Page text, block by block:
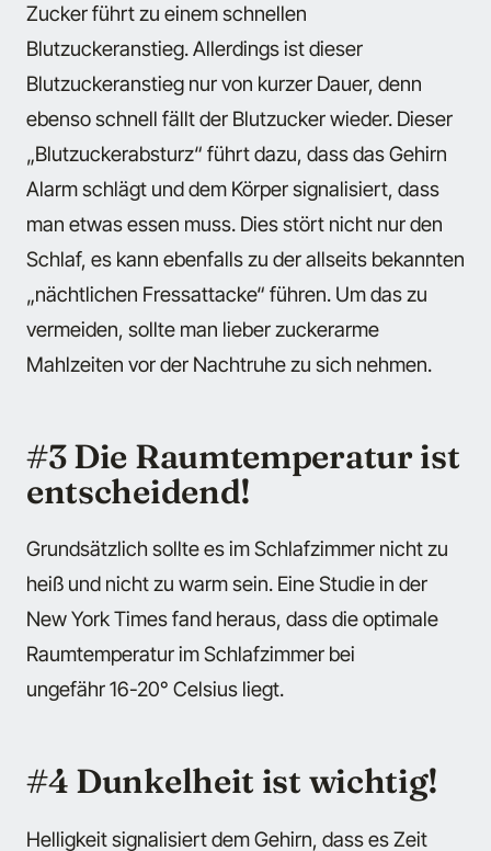
Zucker führt zu einem schnellen
Blutzuckeranstieg. Allerdings ist dieser
Blutzuckeranstieg nur von kurzer Dauer, denn
ebenso schnell fällt der Blutzucker wieder. Dieser
„Blutzuckerabsturz“ führt dazu, dass das Gehirn
Alarm schlägt und dem Körper signalisiert, dass
man etwas essen muss. Dies stört nicht nur den
Schlaf, es kann ebenfalls zu der allseits bekannten
„nächtlichen Fressattacke“ führen. Um das zu
vermeiden, sollte man lieber zuckerarme
Mahlzeiten vor der Nachtruhe zu sich nehmen.
#3 Die Raumtemperatur ist
entscheidend!
Grundsätzlich sollte es im Schlafzimmer nicht zu
heiß und nicht zu warm sein. Eine Studie in der
New York Times fand heraus, dass die optimale
Raumtemperatur im Schlafzimmer bei
ungefähr 16-20° Celsius liegt.
#4 Dunkelheit ist wichtig!
Helligkeit signalisiert dem Gehirn, dass es Zeit